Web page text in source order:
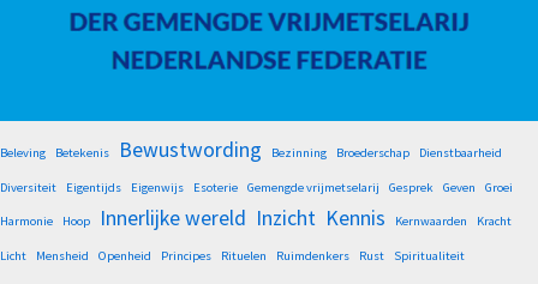
Beleving Betekenis Bewustwording Bezinning Broederschap Dienstbaarheid
Diversiteit Eigentijds Eigenwijs Esoterie Gemengde vrijmetselarij Gesprek Geven Groei
Harmonie Hoop Innerlijke wereld Inzicht Kennis Kernwaarden Kracht
Licht Mensheid Openheid Principes Rituelen Ruimdenkers Rust Spiritualiteit